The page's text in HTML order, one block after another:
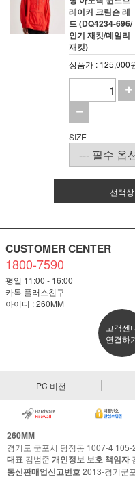
레이커 크림슨 레
드 (DQ4234-696/
인기 재킷/데일리
재킷)
상품가 : 125,000
SIZE
선택
CUSTOMER CENTER
1800-7590
평일 11:00 - 16:00
카톡 플러스친구
아이디 : 260MM
고객센
연결하
PC 버전
260MM
경기도 군포시 당정동 1007-4
대표 김범준 개인정보 보호 책임자
통신판매업신고번호2013-경기군